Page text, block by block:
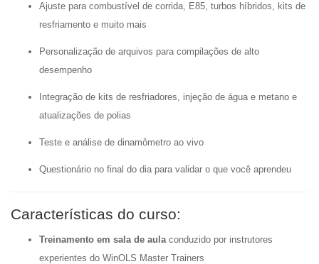
Ajuste para combustível de corrida, E85, turbos híbridos, kits de
resfriamento e muito mais
Personalização de arquivos para compilações de alto
desempenho
Integração de kits de resfriadores, injeção de água e metano e
atualizações de polias
Teste e análise de dinamômetro ao vivo
Questionário no final do dia para validar o que você aprendeu
Características do curso:
Treinamento em sala de aulaconduzido por instrutores
experientes do WinOLS Master Trainers